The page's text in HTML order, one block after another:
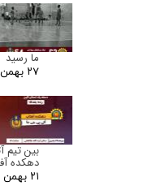
ما رسید
۲۷ بهمن ۹۸
بین
دهکده
۲۱ بهمن ۹۸